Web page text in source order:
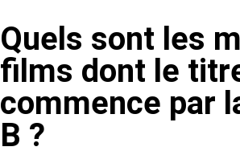
Quels sont les
films dont le
commence par
B ?